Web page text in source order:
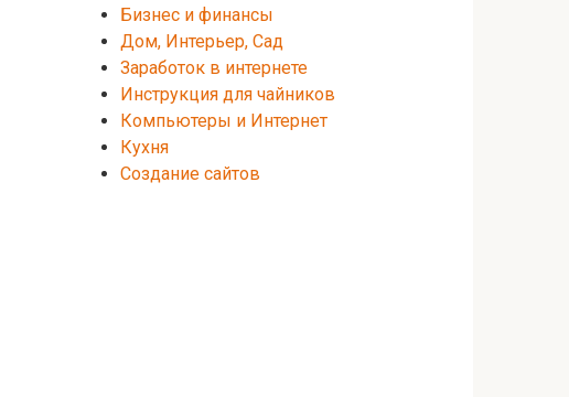
Бизнес и финансы
Дом, Интерьер, Сад
Заработок в интернете
Инструкция для чайников
Компьютеры и Интернет
Кухня
Создание сайтов